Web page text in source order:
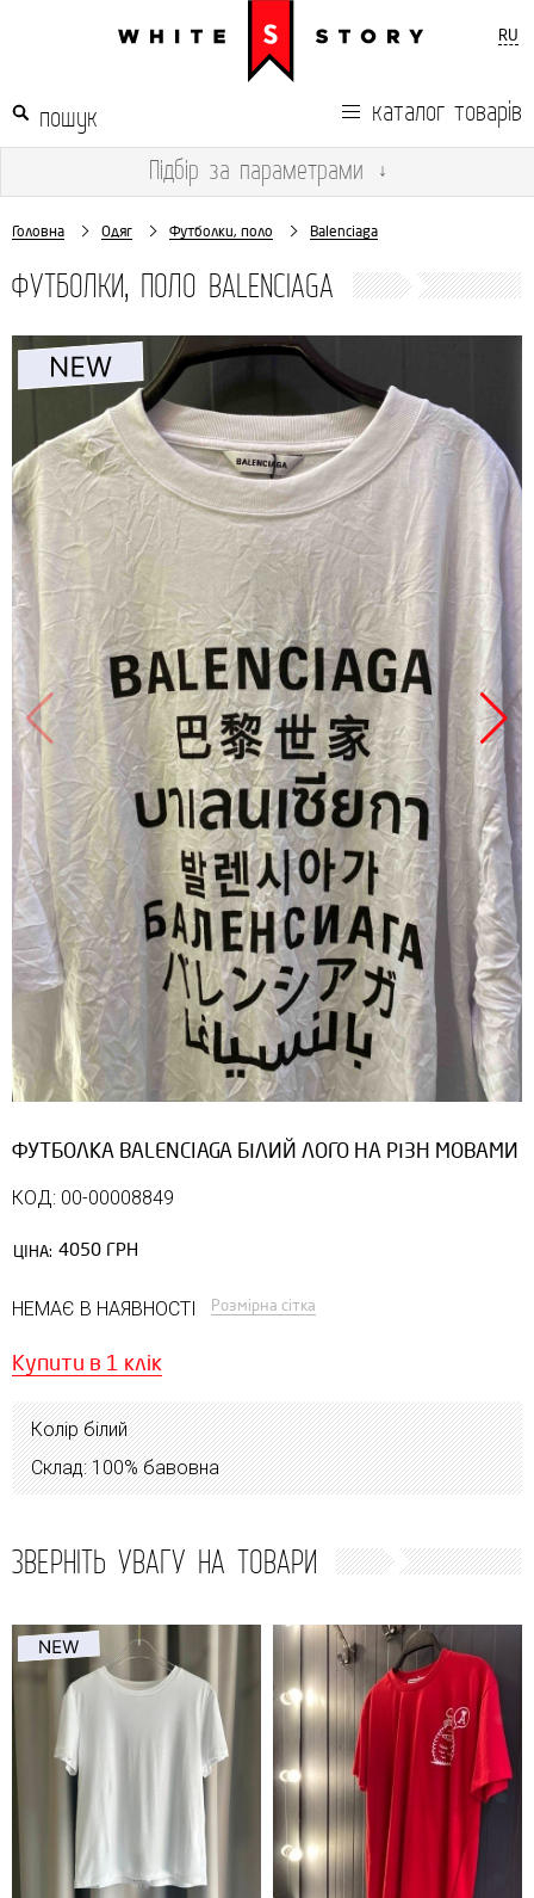
RU
каталог товарів
Підбір за параметрами ↓
Головна Одяг Футболки, поло Balenciaga
ФУТБОЛКИ, ПОЛО BALENCIAGA
Продано
ФУТБОЛКА BALENCIAGA БІЛИЙ ЛОГО НА РІЗН МОВАМИ
КОД: 00-00008849
ЦІНА: 4050 ГРН
НЕМАЄ В НАЯВНОСТІ Розмірна сітка
Купити в 1 клік
Колір білий
Склад: 100% бавовна
ЗВЕРНІТЬ УВАГУ НА ТОВАРИ